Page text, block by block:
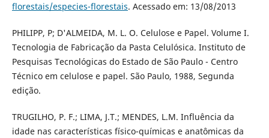
florestais/especies-florestais. Acessado em: 13/08/2013
PHILIPP, P; D'ALMEIDA, M. L. O. Celulose e Papel. Volume I.
Tecnologia de Fabricação da Pasta Celulósica. Instituto de
Pesquisas Tecnológicas do Estado de São Paulo - Centro
Técnico em celulose e papel. São Paulo, 1988, Segunda
edição.
TRUGILHO, P. F.; LIMA, J.T.; MENDES, L.M. Influência da
idade nas características físico-químicas e anatômicas da